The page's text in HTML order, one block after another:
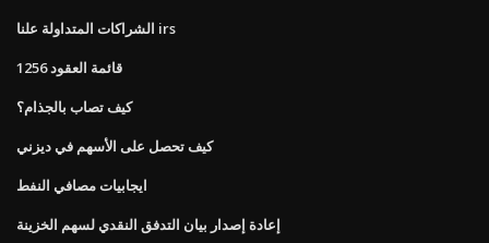
الشراكات المتداولة علنا ​​irs
1256 قائمة العقود
كيف تصاب بالجذام؟
كيف تحصل على الأسهم في ديزني
ايجابيات مصافي النفط
إعادة إصدار بيان التدفق النقدي لسهم الخزينة